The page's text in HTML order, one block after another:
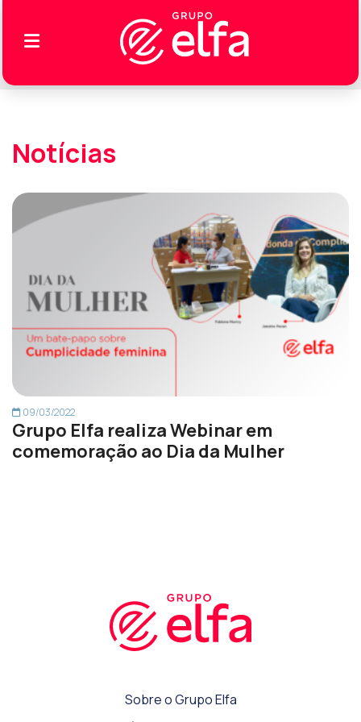
Notícias
09/03/2022
Grupo Elfa realiza Webinar em
comemoração ao Dia da Mulher
Sobre o Grupo Elfa